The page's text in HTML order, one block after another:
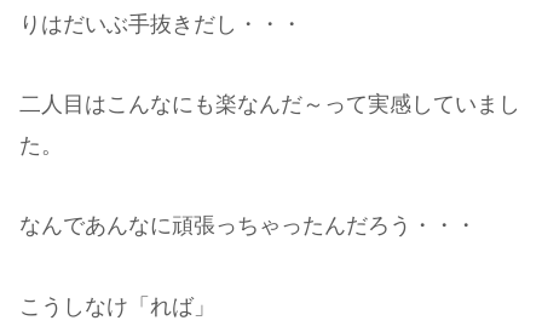
りはだいぶ手抜きだし・・・
二人目はこんなにも楽なんだ～って実感していまし
た。
なんであんなに頑張っちゃったんだろう・・・
こうしなけ「れば」